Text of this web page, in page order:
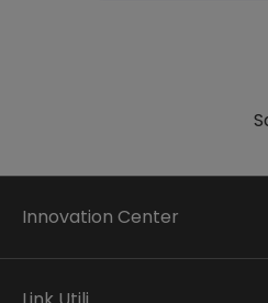
Innovation Center
Applied research